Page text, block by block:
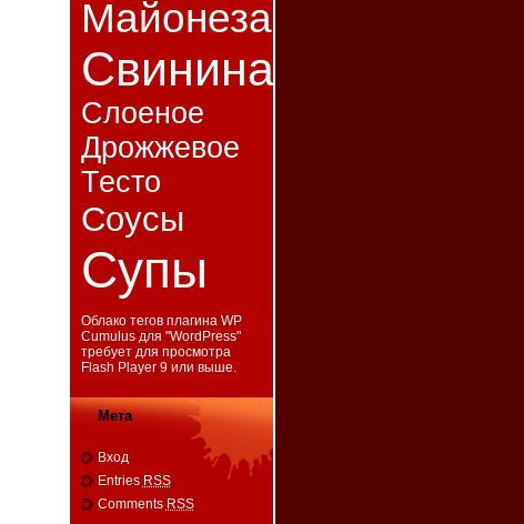
Майонеза
Свинина
Слоеное
Дрожжевое
Тесто
Соусы
Супы
Облако тегов плагина WP
Cumulus для "WordPress"
требует для просмотра
Flash Player 9 или выше.
Мета
Вход
Entries RSS
Comments RSS